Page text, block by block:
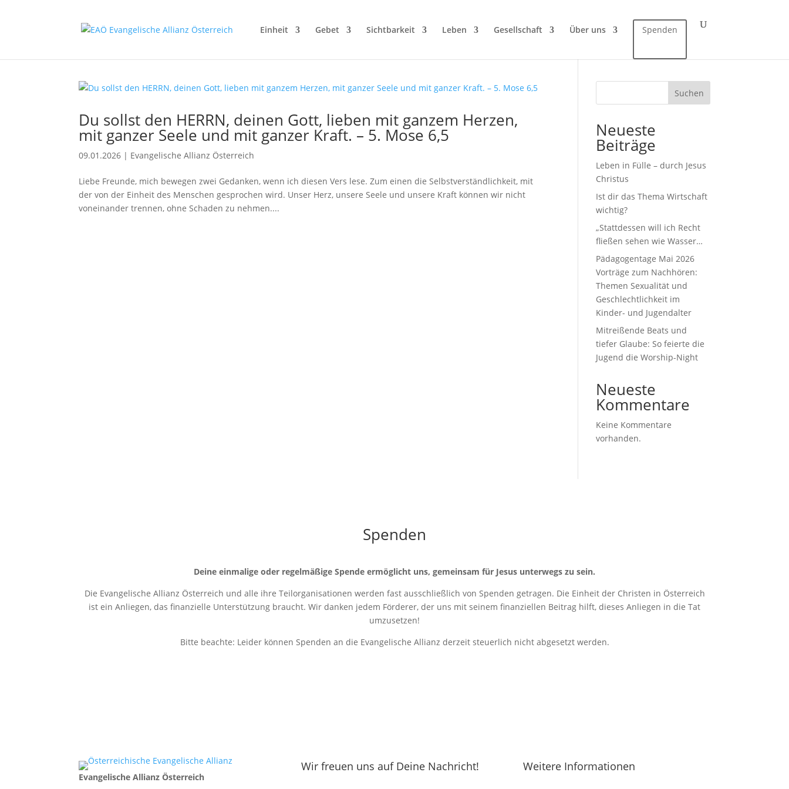
Einheit Gebet Sichtbarkeit Leben Gesellschaft Über uns Spenden
Du sollst den HERRN, deinen Gott, lieben mit ganzem Herzen,
mit ganzer Seele und mit ganzer Kraft. – 5. Mose 6,5
09.01.2026 | Evangelische Allianz Österreich
Liebe Freunde, mich bewegen zwei Gedanken, wenn ich diesen Vers lese. Zum einen die Selbstverständlichkeit, mit
der von der Einheit des Menschen gesprochen wird. Unser Herz, unsere Seele und unsere Kraft können wir nicht
voneinander trennen, ohne Schaden zu nehmen....
Suchen
Neueste
Beiträge
Leben in Fülle – durch Jesus
Christus
Ist dir das Thema Wirtschaft
wichtig?
„Stattdessen will ich Recht
fließen sehen wie Wasser…
Pädagogentage Mai 2026
Vorträge zum Nachhören:
Themen Sexualität und
Geschlechtlichkeit im
Kinder- und Jugendalter
Mitreißende Beats und
tiefer Glaube: So feierte die
Jugend die Worship-Night
Neueste
Kommentare
Keine Kommentare
vorhanden.
Spenden
Deine einmalige oder regelmäßige Spende ermöglicht uns, gemeinsam für Jesus unterwegs zu sein.
Die Evangelische Allianz Österreich und alle ihre Teilorganisationen werden fast ausschließlich von Spenden getragen. Die Einheit der Christen in Österreich
ist ein Anliegen, das finanzielle Unterstützung braucht. Wir danken jedem Förderer, der uns mit seinem finanziellen Beitrag hilft, dieses Anliegen in die Tat
umzusetzen!
Bitte beachte: Leider können Spenden an die Evangelische Allianz derzeit steuerlich nicht abgesetzt werden.
Evangelische Allianz Österreich
Wir freuen uns auf Deine Nachricht! Weitere Informationen